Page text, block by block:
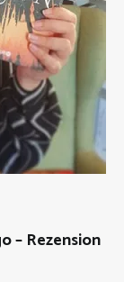
– Rezension